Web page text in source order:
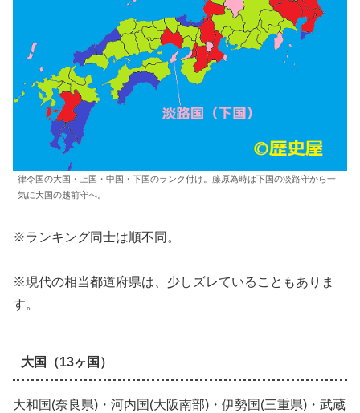
律令国の大国・上国・中国・下国のランク付け。藤原為時は下国の淡路守から一
気に大国の越前守へ。
※ランキング同士は順不同。
※現代の相当都道府県は、少しズレていることもありま
す。
大国（13ヶ国）
大和国(奈良県)・河内国(大阪南部)・伊勢国(三重県)・武蔵